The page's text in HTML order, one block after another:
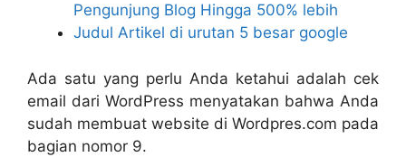
Pengunjung Blog Hingga 500% lebih
Judul Artikel di urutan 5 besar google
Ada satu yang perlu Anda ketahui adalah cek
email dari WordPress menyatakan bahwa Anda
sudah membuat website di Wordpres.com pada
bagian nomor 9.